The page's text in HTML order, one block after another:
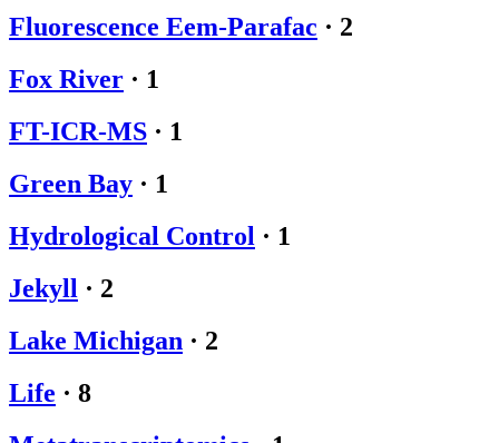
Fluorescence Eem-Parafac · 2
Fox River · 1
FT-ICR-MS · 1
Green Bay · 1
Hydrological Control · 1
Jekyll · 2
Lake Michigan · 2
Life · 8